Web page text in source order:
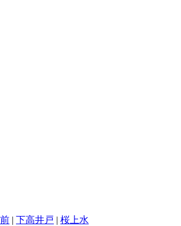
| 下高井戸 | 桜上水